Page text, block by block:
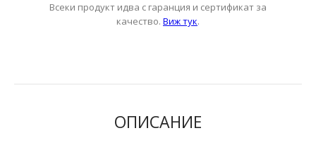
Всеки продукт идва с гаранция и сертификат за
качество. Виж тук.
ОПИСАНИЕ